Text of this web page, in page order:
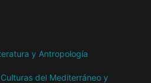
y Antropología
del Mediterráneo y